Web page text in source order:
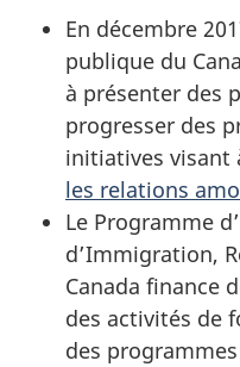
En décembre
publique du
à présenter des
progresser des
initiatives visant
les relations
Le Programme
d’Immigration,
Canada finance
des activités de
des